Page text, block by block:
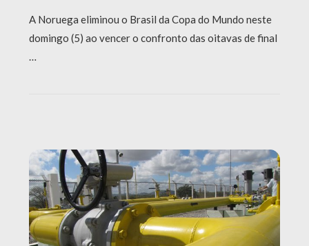
A Noruega eliminou o Brasil da Copa do Mundo neste
domingo (5) ao vencer o confronto das oitavas de final
…